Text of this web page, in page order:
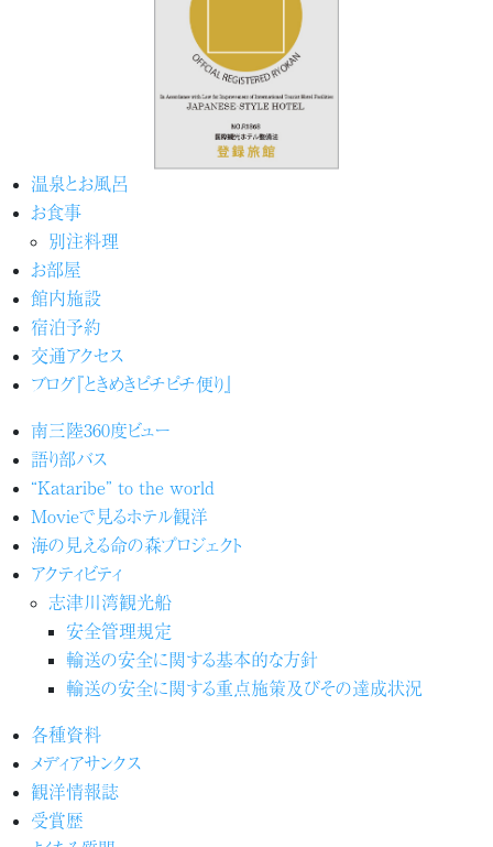
温泉とお風呂
お食事
別注料理
お部屋
館内施設
宿泊予約
交通アクセス
ブログ『ときめきピチピチ便り』
南三陸360度ビュー
語り部バス
“Kataribe” to the world
Movieで見るホテル観洋
海の見える命の森プロジェクト
アクティビティ
志津川湾観光船
安全管理規定
輸送の安全に関する基本的な方針
輸送の安全に関する重点施策及びその達成状況
各種資料
メディアサンクス
観洋情報誌
受賞歴